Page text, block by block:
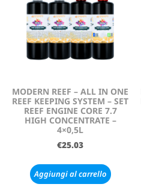
MODERN REEF – ALL IN ONE
REEF KEEPING SYSTEM – SET
REEF ENGINE CORE 7.7
HIGH CONCENTRATE –
4×0,5L
€25.03
Aggiungi al carrello